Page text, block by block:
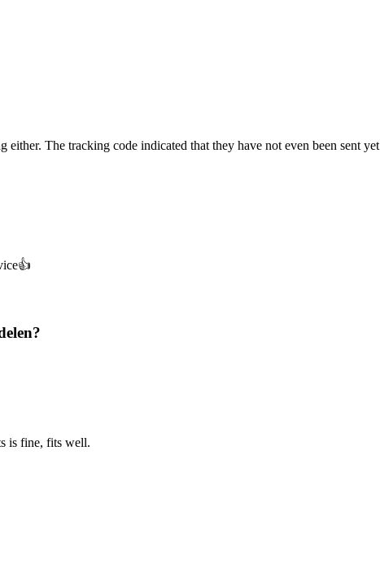
either. The tracking code indicated that they have not even been sent yet
is fine, fits well.